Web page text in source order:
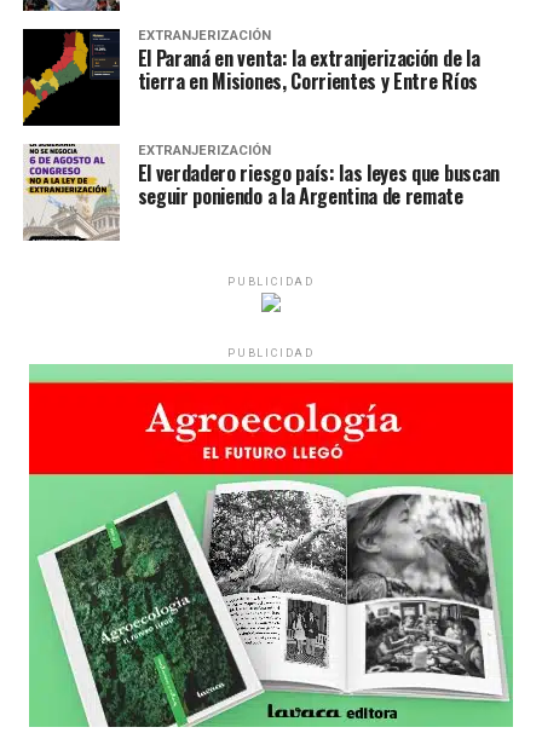
EXTRANJERIZACIÓN
El Paraná en venta: la extranjerización de la
tierra en Misiones, Corrientes y Entre Ríos
EXTRANJERIZACIÓN
El verdadero riesgo país: las leyes que buscan
seguir poniendo a la Argentina de remate
PUBLICIDAD
PUBLICIDAD